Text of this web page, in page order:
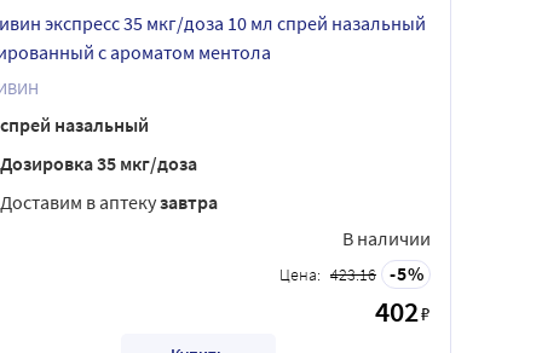
экспресс 35 мкг/доза 10 мл спрей назальный
с ароматом ментола
спрей назальный
Дозировка 35 мкг/доза
Доставим в аптекузавтра
В наличии
Цена: 423.16 5
402₽